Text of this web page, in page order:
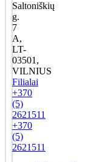
Saltoniškių
g.
7
A,
LT-
03501,
VILNIUS
Filialai
+370
(5)
2621511
+370
(5)
2621511